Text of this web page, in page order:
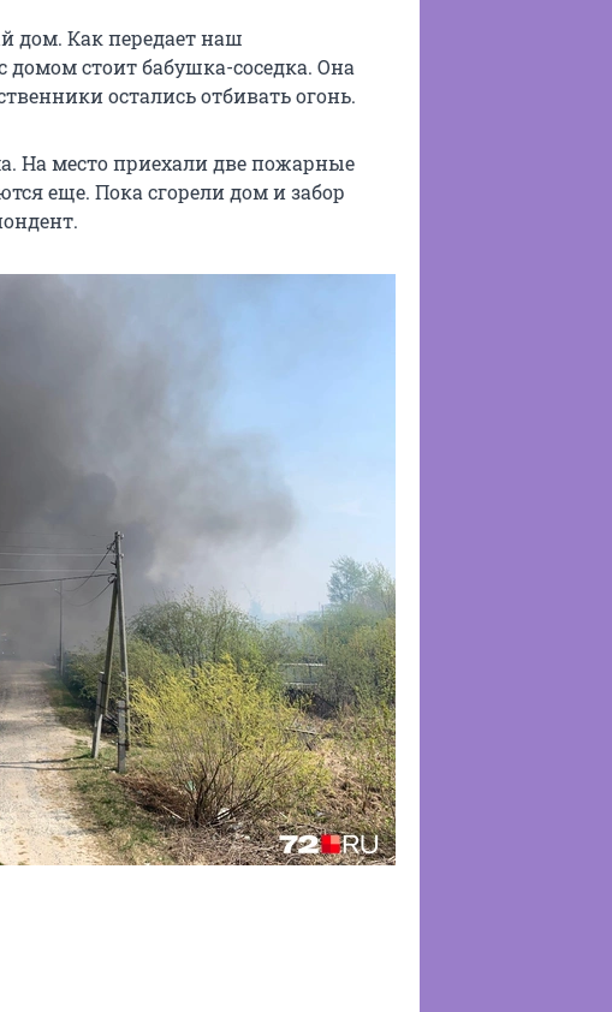
дом. Как передает наш
домом стоит бабушка-соседка. Она
остались отбивать огонь.
На место приехали две пожарные
еще. Пока сгорели дом и забор